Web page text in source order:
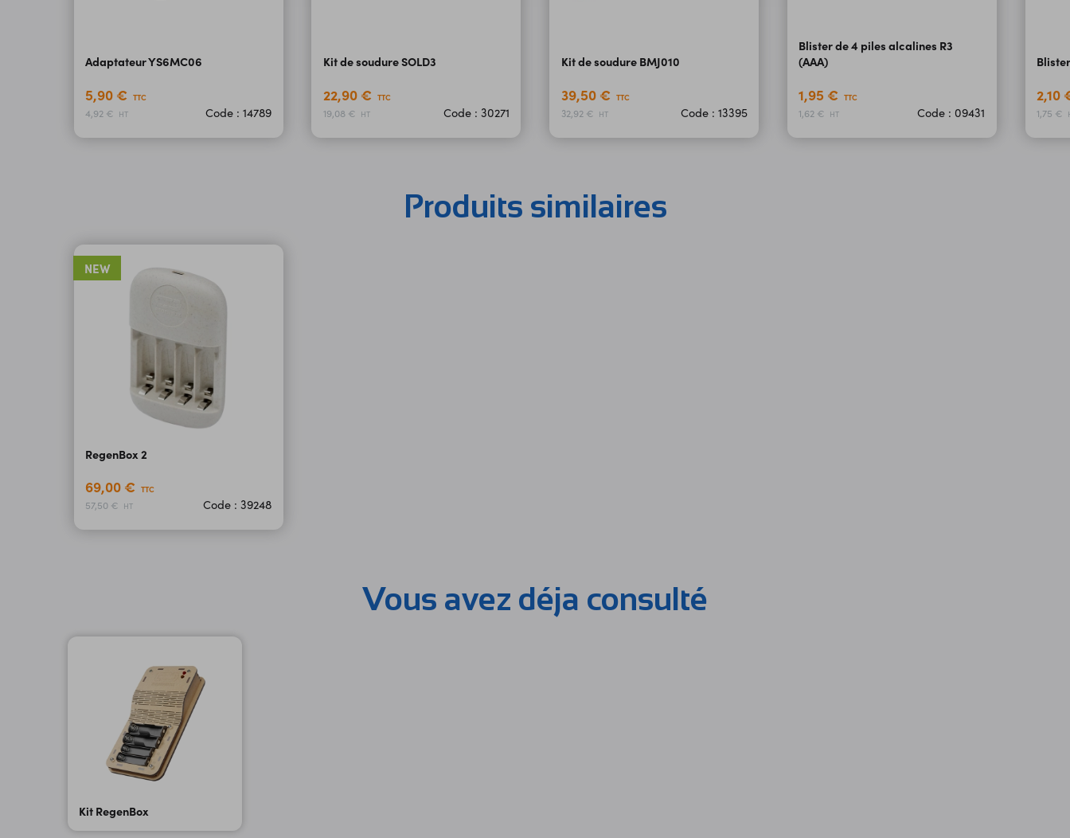
Adaptateur YS6MC06
5,90 € TTC
4,92 € HT Code : 14789
Kit de soudure SOLD3
22,90 € TTC
19,08 € HT Code : 30271
Kit de soudure BMJ010
39,50 € TTC
32,92 € HT Code : 13395
Blister de 4 piles alcalines R3
(AAA)
1,95 € TTC
1,62 € HT Code : 09431
2,10
1,75 €
Produits similaires
NEW
RegenBox 2
69,00 € TTC
57,50 € HT Code : 39248
Vous avez déja consulté
Kit RegenBox